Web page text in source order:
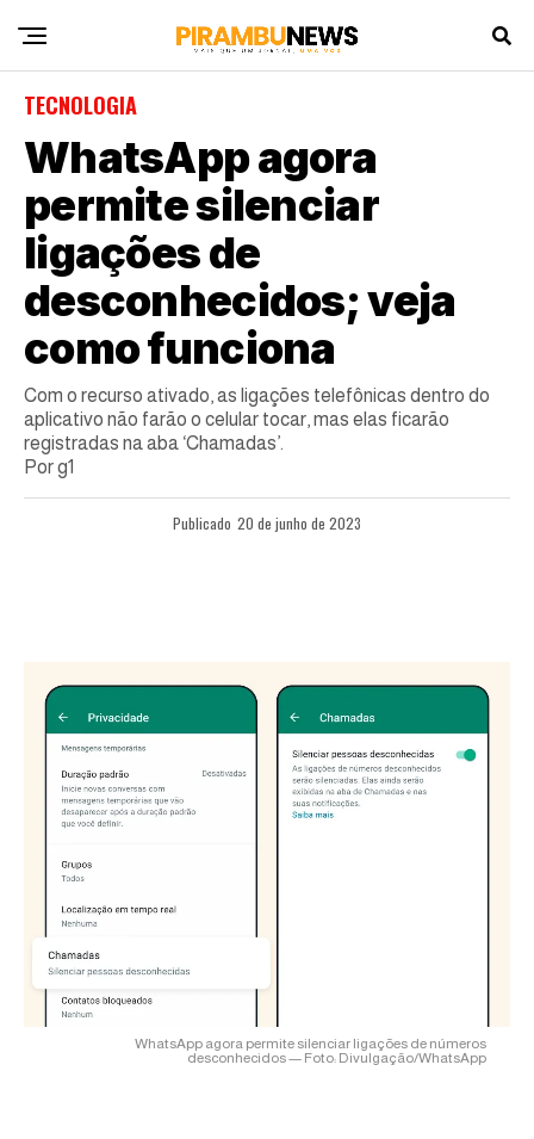
TECNOLOGIA
WhatsApp agora
permite silenciar
ligações de
desconhecidos; veja
como funciona
Com o recurso ativado, as ligações telefônicas dentro do
aplicativo não farão o celular tocar, mas elas ficarão
registradas na aba ‘Chamadas’.
Por g1
Publicado 20 de junho de 2023
WhatsApp agora permite silenciar ligações de números
desconhecidos — Foto: Divulgação/WhatsApp